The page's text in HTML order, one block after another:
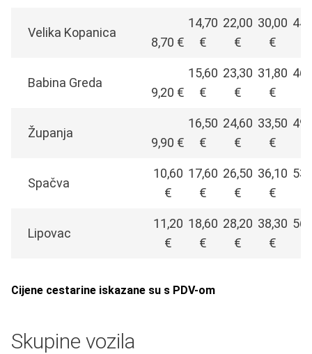
Velika Kopanica
8,70 €
14,70
€
22,00
€
30,00
€
Babina Greda
9,20 €
15,60
€
23,30
€
31,80
€
Županja
9,90 €
16,50
€
24,60
€
33,50
€
Spačva
10,60
€
17,60
€
26,50
€
36,10
€
Lipovac
11,20
€
18,60
€
28,20
€
38,30
€
Cijene cestarine iskazane su s PDV-om
Skupine vozila